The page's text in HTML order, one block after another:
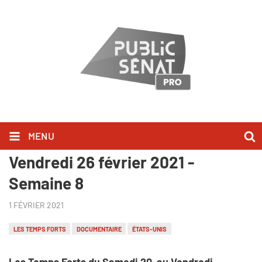
MENU
Les Temps Forts du Samedi 20 au
Vendredi 26 février 2021 -
Semaine 8
1 FÉVRIER 2021
LES TEMPS FORTS DOCUMENTAIRE ÉTATS-UNIS